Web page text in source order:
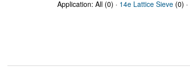
Application: All (0) · 14e Lattice Sieve (0) ·